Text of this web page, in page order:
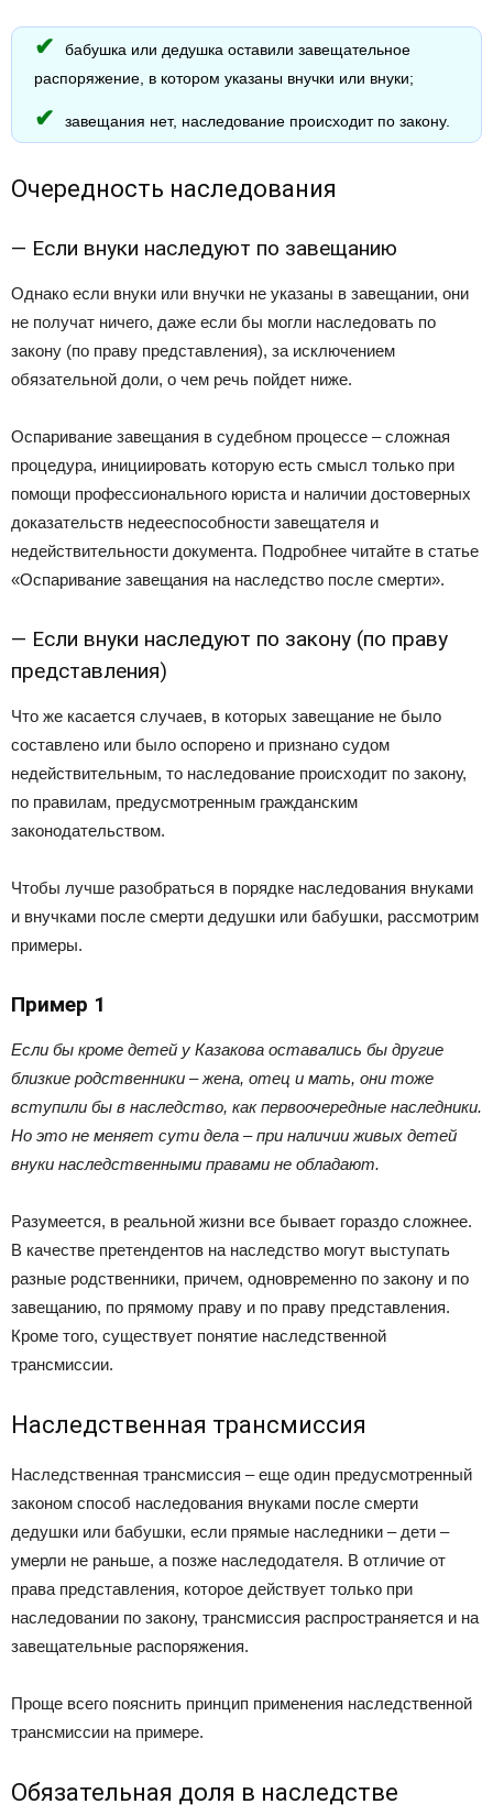
бабушка или дедушка оставили завещательное
распоряжение, в котором указаны внучки или внуки;
завещания нет, наследование происходит по закону.
Очередность наследования
— Если внуки наследуют по завещанию
Однако если внуки или внучки не указаны в завещании, они
не получат ничего, даже если бы могли наследовать по
закону (по праву представления), за исключением
обязательной доли, о чем речь пойдет ниже.
Оспаривание завещания в судебном процессе – сложная
процедура, инициировать которую есть смысл только при
помощи профессионального юриста и наличии достоверных
доказательств недееспособности завещателя и
недействительности документа. Подробнее читайте в статье
«Оспаривание завещания на наследство после смерти».
— Если внуки наследуют по закону (по праву
представления)
Что же касается случаев, в которых завещание не было
составлено или было оспорено и признано судом
недействительным, то наследование происходит по закону,
по правилам, предусмотренным гражданским
законодательством.
Чтобы лучше разобраться в порядке наследования внуками
и внучками после смерти дедушки или бабушки, рассмотрим
примеры.
Пример 1
Если бы кроме детей у Казакова оставались бы другие
близкие родственники – жена, отец и мать, они тоже
вступили бы в наследство, как первоочередные наследники.
Но это не меняет сути дела – при наличии живых детей
внуки наследственными правами не обладают.
Разумеется, в реальной жизни все бывает гораздо сложнее.
В качестве претендентов на наследство могут выступать
разные родственники, причем, одновременно по закону и по
завещанию, по прямому праву и по праву представления.
Кроме того, существует понятие наследственной
трансмиссии.
Наследственная трансмиссия
Наследственная трансмиссия – еще один предусмотренный
законом способ наследования внуками после смерти
дедушки или бабушки, если прямые наследники – дети –
умерли не раньше, а позже наследодателя. В отличие от
права представления, которое действует только при
наследовании по закону, трансмиссия распространяется и на
завещательные распоряжения.
Проще всего пояснить принцип применения наследственной
трансмиссии на примере.
Обязательная доля в наследстве